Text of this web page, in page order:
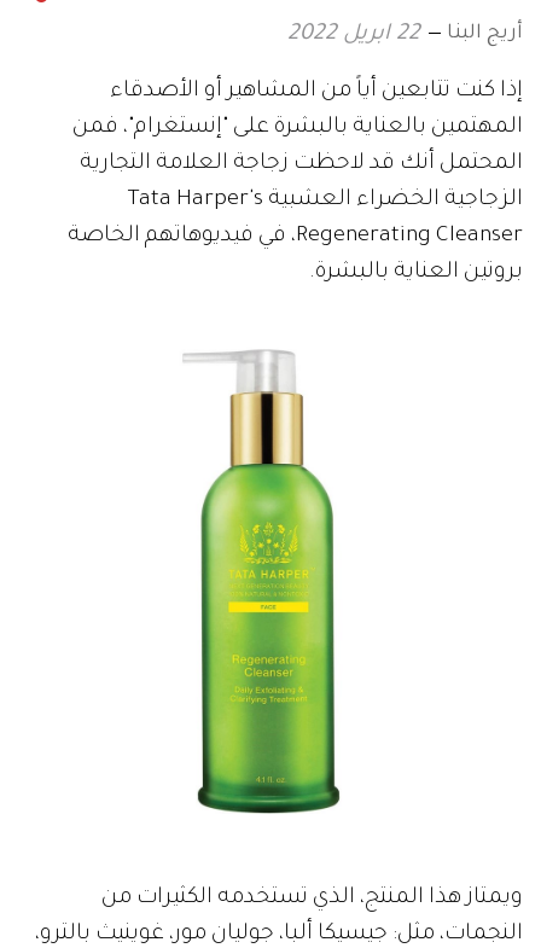
أريج البنا 22 ابريل 2022
إذا كنت تتابعين أياً من المشاهير أو الأصدقاء
المهتمين بالعناية بالبشرة على "إنستغرام"، فمن
المحتمل أنك قد لاحظت زجاجة العلامة التجارية
الزجاجية الخضراء العشبية Tata Harper's
Regenerating Cleanser، في فيديوهاتهم الخاصة
بروتين العناية بالبشرة.
ويمتاز هذا المنتج، الذي تستخدمه الكثيرات من
النجمات، مثل: جيسيكا ألبا، جوليان مور، غوينيث بالترو،